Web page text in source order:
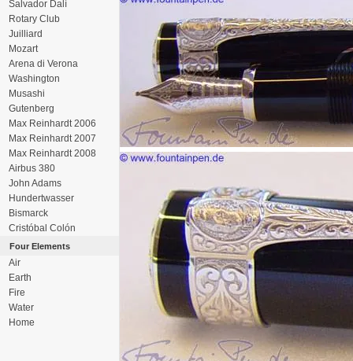
Salvador Dalí
Rotary Club
Juilliard
Mozart
Arena di Verona
Washington
Musashi
Gutenberg
Max Reinhardt 2006
Max Reinhardt 2007
Max Reinhardt 2008
Airbus 380
John Adams
Hundertwasser
Bismarck
Cristóbal Colón
Four Elements
Air
Earth
Fire
Water
Home